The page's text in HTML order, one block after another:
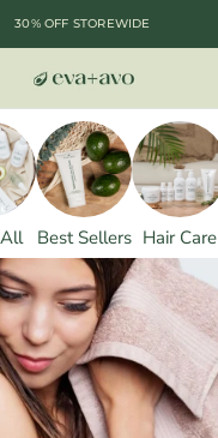
30% OFF STOREWIDE
Best Sellers Hair Care